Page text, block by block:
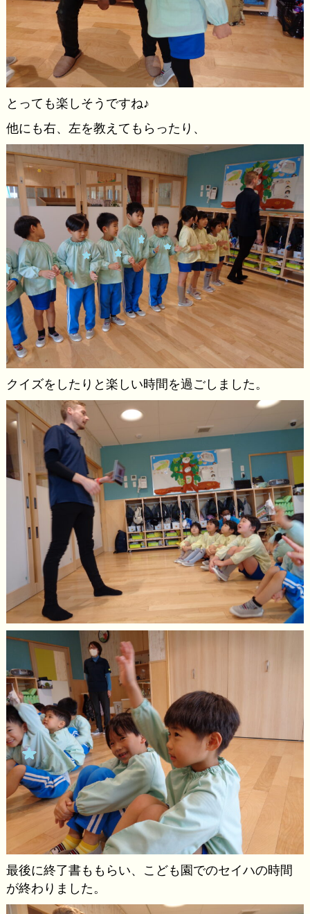
とっても楽しそうですね♪
他にも右、左を教えてもらったり、
クイズをしたりと楽しい時間を過ごしました。
最後に終了書ももらい、こども園でのセイハの時間
が終わりました。